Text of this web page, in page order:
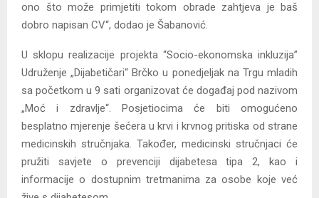
ono što može primjetiti tokom obrade zahtjeva je baš
dobro napisan CV“, dodao je Šabanović.
U sklopu realizacije projekta “Socio-ekonomska inkluzija”
Udruženje „Dijabetičari“ Brčko u ponedjeljak na Trgu mladih
sa početkom u 9 sati organizovat će događaj pod nazivom
„Moć i zdravlje“. Posjetiocima će biti omogućeno
besplatno mjerenje šećera u krvi i krvnog pritiska od strane
medicinskih stručnjaka. Također, medicinski stručnjaci će
pružiti savjete o prevenciji dijabetesa tipa 2, kao i
informacije o dostupnim tretmanima za osobe koje već